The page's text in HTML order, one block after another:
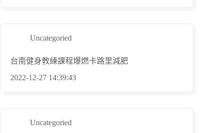
Uncategoried
台南健身教練課程爆燃卡路里減肥
2022-12-27 14:39:43
Uncategoried